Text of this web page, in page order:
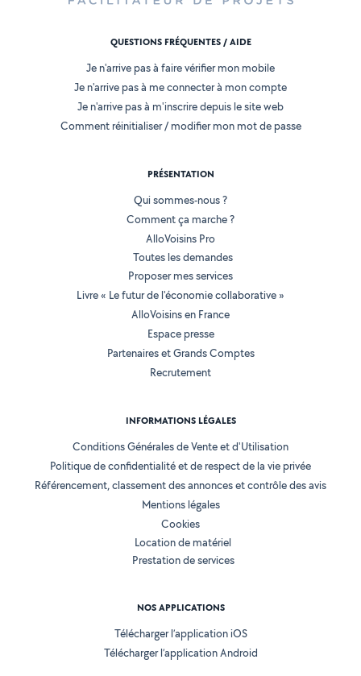
QUESTIONS FRÉQUENTES / AIDE
Je n'arrive pas à faire vérifier mon mobile
Je n'arrive pas à me connecter à mon compte
Je n'arrive pas à m'inscrire depuis le site web
Comment réinitialiser / modifier mon mot de passe
PRÉSENTATION
Qui sommes-nous ?
Comment ça marche ?
AlloVoisins Pro
Toutes les demandes
Proposer mes services
Livre « Le futur de l'économie collaborative »
AlloVoisins en France
Espace presse
Partenaires et Grands Comptes
Recrutement
INFORMATIONS LÉGALES
Conditions Générales de Vente et d'Utilisation
Politique de confidentialité et de respect de la vie privée
Référencement, classement des annonces et contrôle des avis
Mentions légales
Cookies
Location de matériel
Prestation de services
NOS APPLICATIONS
Télécharger l’application iOS
Télécharger l’application Android